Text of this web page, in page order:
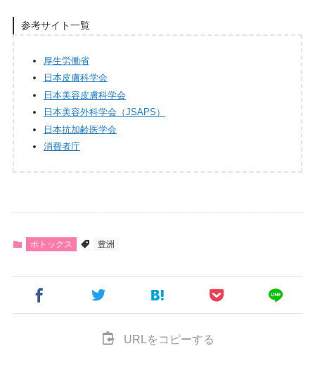
参考サイト一覧
厚生労働省
日本皮膚科学会
日本美容皮膚科学会
日本美容外科学会（JSAPS）
日本抗加齢医学会
消費者庁
ボトックス 豊洲
URLをコピーする